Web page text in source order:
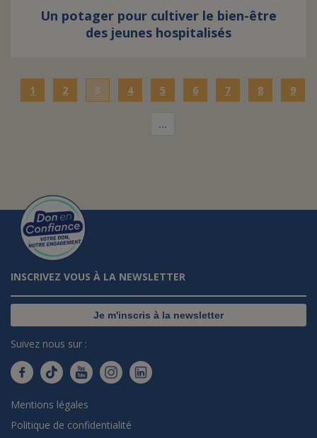
Un potager pour cultiver le bien-être
des jeunes hospitalisés
1 2 3 4 5 6 7 8 9
…
INSCRIVEZ VOUS À LA NEWSLETTER
Je m'inscris à la newsletter
Suivez nous sur :
Mentions légales
Politique de confidentialité